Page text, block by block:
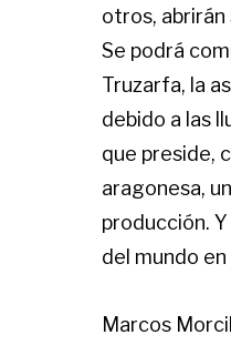
otros, abrirán
Se podrá
Truzarfa, la
debido a las
que preside,
aragonesa,
producción.
del mundo
Marcos